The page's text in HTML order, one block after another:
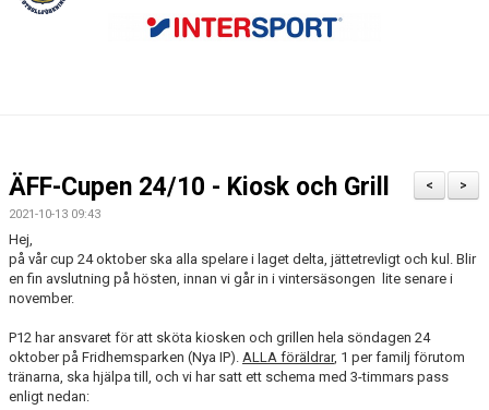
NYHETER
DOKUMENT
KONTAKT
>
<
ÄFF-Cupen 24/10 - Kiosk och Grill
2021-10-13 09:43
Hej,
på vår cup 24 oktober ska alla spelare i laget delta, jättetrevligt och kul. Blir
en fin avslutning på hösten, innan vi går in i vintersäsongen lite senare i
november.
P12 har ansvaret för att sköta kiosken och grillen hela söndagen 24
oktober på Fridhemsparken (Nya IP). ALLA föräldrar, 1 per familj förutom
tränarna, ska hjälpa till, och vi har satt ett schema med 3-timmars pass
enligt nedan: